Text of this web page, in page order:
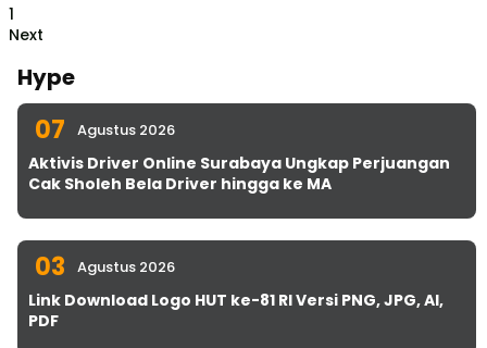
1
Next
Hype
07 Agustus 2026
Aktivis Driver Online Surabaya Ungkap Perjuangan
Cak Sholeh Bela Driver hingga ke MA
03 Agustus 2026
Link Download Logo HUT ke-81 RI Versi PNG, JPG, AI,
PDF